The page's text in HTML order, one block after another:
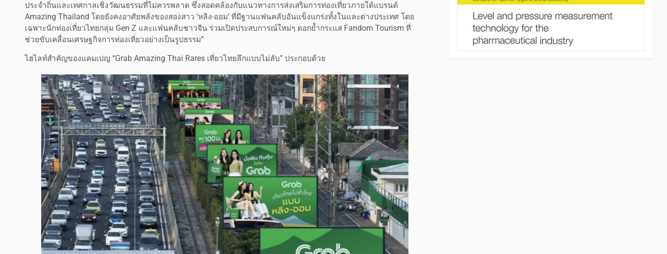
ประจำถิ่นและเทศกาลเชิงวัฒนธรรมที่ไม่ควรพลาด ซึ่งสอดคล้องกับแนวทางการส่งเสริมการท่องเที่ยวภายใต้แบรนด์
Amazing Thailand โดยยังคงอาศัยพลังของสองสาว ‘หลิง-ออม’ ที่มีฐานแฟนคลับอันแข็งแกร่งทั้งในและต่างประเทศ โดย
เฉพาะนักท่องเที่ยวไทยกลุ่ม Gen Z และแฟนคลับชาวจีน ร่วมเปิดประสบการณ์ใหม่ๆ ตอกย้ำกระแส Fandom Tourism ที่
ช่วยขับเคลื่อนเศรษฐกิจการท่องเที่ยวอย่างเป็นรูปธรรม”
ไฮไลท์สำคัญของแคมเปญ “Grab Amazing Thai Rares เที่ยวไทยลึกแบบไม่ลับ” ประกอบด้วย